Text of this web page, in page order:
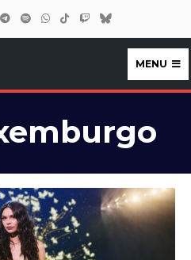
MENU